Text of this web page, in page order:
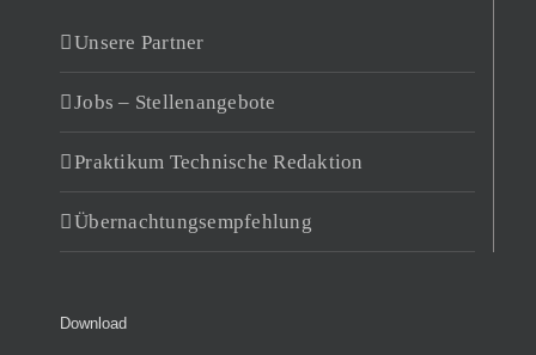
Unsere Partner
Jobs – Stellenangebote
Praktikum Technische Redaktion
Übernachtungsempfehlung
Download